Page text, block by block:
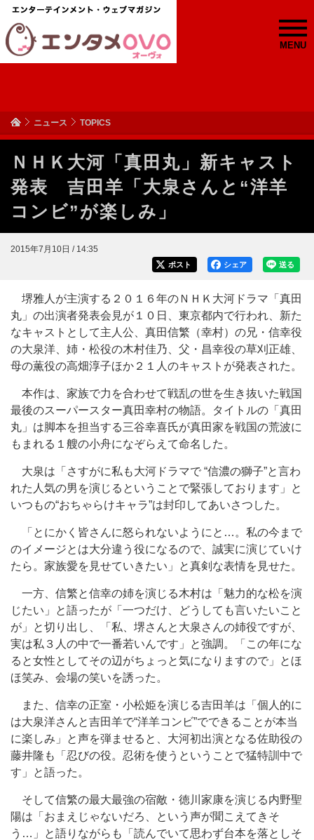
MENU
ニュース TOPICS
ＮＨＫ大河「真田丸」新キャスト
発表 吉田羊「大泉さんと“洋羊
コンビ”が楽しみ」
2015年7月10日 / 14:35
送る
シェア
ポスト
堺雅人が主演する２０１６年のＮＨＫ大河ドラマ「真田
丸」の出演者発表会見が１０日、東京都内で行われ、新た
なキャストとして主人公、真田信繁（幸村）の兄・信幸役
の大泉洋、姉・松役の木村佳乃、父・昌幸役の草刈正雄、
母の薫役の高畑淳子ほか２１人のキャストが発表された。
本作は、家族で力を合わせて戦乱の世を生き抜いた戦国
最後のスーパースター真田幸村の物語。タイトルの「真田
丸」は脚本を担当する三谷幸喜氏が真田家を戦国の荒波に
もまれる１艘の小舟になぞらえて命名した。
大泉は「さすがに私も大河ドラマで “信濃の獅子”と言わ
れた人気の男を演じるということで緊張しております」と
いつもの“おちゃらけキャラ”は封印してあいさつした。
「とにかく皆さんに怒られないようにと…。私の今まで
のイメージとは大分違う役になるので、誠実に演じていけ
たら。家族愛を見せていきたい」と真剣な表情を見せた。
一方、信繁と信幸の姉を演じる木村は「魅力的な松を演
じたい」と語ったが「一つだけ、どうしても言いたいこと
が」と切り出し、「私、堺さんと大泉さんの姉役ですが、
実は私３人の中で一番若いんです」と強調。「この年にな
ると女性としてその辺がちょっと気になりますので」とほ
ほ笑み、会場の笑いを誘った。
また、信幸の正室・小松姫を演じる吉田羊は「個人的に
は大泉洋さんと吉田羊で“洋羊コンビ”でできることが本当
に楽しみ」と声を弾ませると、大河初出演となる佐助役の
藤井隆も「忍びの役。忍術を使うということで猛特訓中で
す」と語った。
そして信繁の最大最強の宿敵・徳川家康を演じる内野聖
陽は「おまえじゃないだろ、という声が聞こえてきそ
う…」と語りながらも「読んでいて思わず台本を落としそ